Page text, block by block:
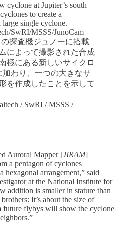
cyclone at Jupiter’s south
to create a
large single cyclone.
SwRI/MSSS/JunoCam
探査機ジュノーに搭載
によって撮影された合成
極にある新しいサイクロ
わり、一つの大きなサ
を作成したことを示して
/ SwRI / MSSS /
Auroral Mapper [JIRAM]
a pentagon of cyclones
hexagonal arrangement,” said
at the National Institute for
addition is smaller in stature than
It’s about the size of
flybys will show the cyclone